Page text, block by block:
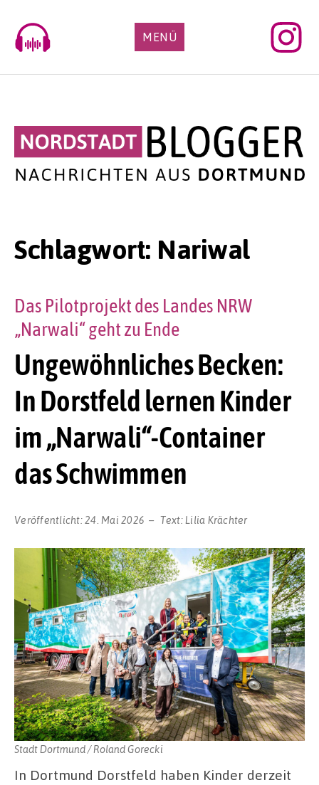
content
MENÜ
Schlagwort: Nariwal
Ungewöhnliches Becken:
In Dorstfeld lernen Kinder
im „Narwali“-Container
das Schwimmen
Das Pilotprojekt des Landes NRW
„Narwali“ geht zu Ende
Veröffentlicht:24. Mai 2026 Text:Lilia Krächter
Stadt Dortmund / Roland Gorecki
In Dortmund Dorstfeld haben Kinder derzeit